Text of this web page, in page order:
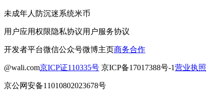
未成年人防沉迷系统米币
用户应用权限隐私协议用户服务协议
开发者平台微信公众号微博主页商务合作
@wali.com京ICP证110335号 京ICP备17017388号-1营业执照
京公网安备11010802023678号